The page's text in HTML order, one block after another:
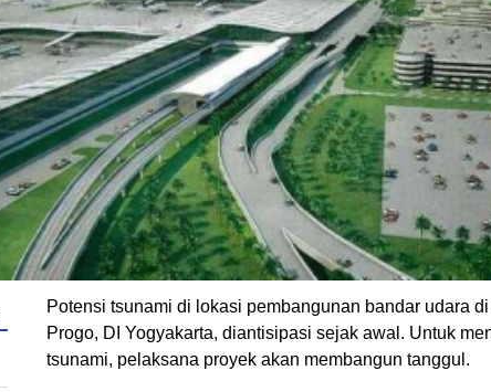
Potensi tsunami di lokasi pembangunan bandar udara
Progo, DI Yogyakarta, diantisipasi sejak awal. Untuk
tsunami, pelaksana proyek akan membangun tanggul.